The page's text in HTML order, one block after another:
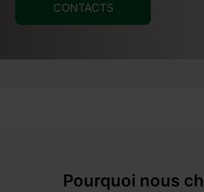
CONTACTS
Pourquoi nous